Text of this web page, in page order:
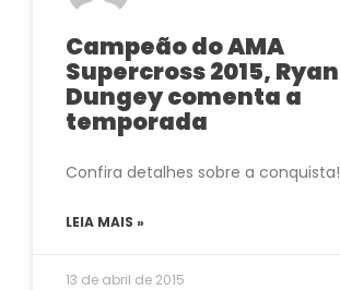
Campeão do AMA
Supercross 2015, Ryan
Dungey comenta a
temporada
Confira detalhes sobre a conquista!
LEIA MAIS »
13 de abril de 2015